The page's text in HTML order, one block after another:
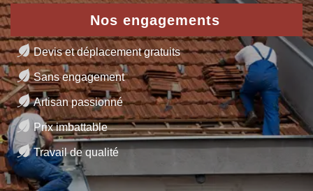
Nos engagements
Devis et déplacement gratuits
Sans engagement
Artisan passionné
Prix imbattable
Travail de qualité